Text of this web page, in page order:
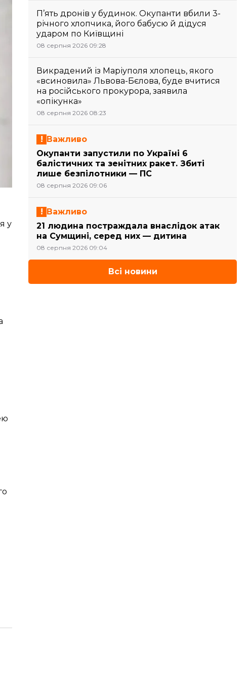
у
П’ять дронів у будинок. Окупанти вбили 3-
річного хлопчика, його бабусю й дідуся
ударом по Київщині
08 серпня 2026 09:28
Викрадений із Маріуполя хлопець, якого
«всиновила» Львова-Бєлова, буде вчитися
на російського прокурора, заявила
«опікунка»
08 серпня 2026 08:23
Важливо
Окупанти запустили по Україні 6
балістичних та зенітних ракет. Збиті
лише безпілотники — ПС
08 серпня 2026 09:06
Важливо
21 людина постраждала внаслідок атак
на Сумщині, серед них — дитина
08 серпня 2026 09:04
Всі новини